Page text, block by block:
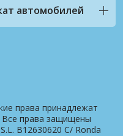
автомобилей
права принадлежат
Все права защищены
B12630620 C/ Ronda